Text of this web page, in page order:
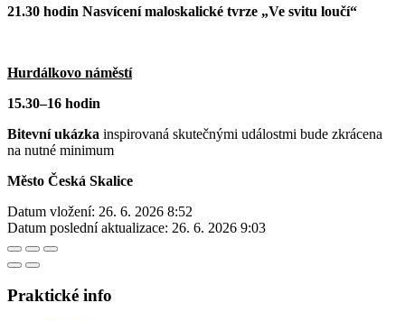
21.30 hodin Nasvícení maloskalické tvrze „Ve svitu loučí“
Hurdálkovo náměstí
15.30–16 hodin
Bitevní ukázka inspirovaná skutečnými událostmi bude zkrácena
na nutné minimum
Město Česká Skalice
Datum vložení: 26. 6. 2026 8:52
Datum poslední aktualizace: 26. 6. 2026 9:03
Praktické info